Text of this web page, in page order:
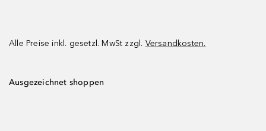
Alle Preise inkl. gesetzl. MwSt zzgl. Versandkosten.
Ausgezeichnet shoppen